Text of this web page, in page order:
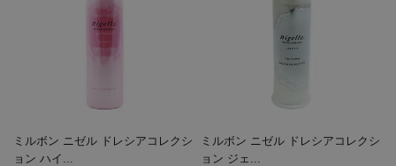
ミルボン ニゼル ドレシアコレクシ
ョン ハイ...
ミルボン ニゼル ドレシアコレクシ
ョン ジェ...